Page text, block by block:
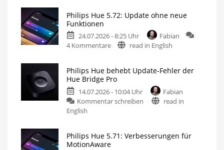
Philips Hue 5.72: Update ohne neue
Funktionen
24.07.2026 - 8:25 Uhr
Fabian
4 Kommentarezu
5.72:
Update
ohne
neue
um
das
read in English
Philips Hue behebt Update-Fehler der
Hue Bridge Pro
14.07.2026 - 10:04 Uhr
Fabian
Kommentar schreiben
zu
Update-
read in
English
Philips Hue 5.71: Verbesserungen für
MotionAware